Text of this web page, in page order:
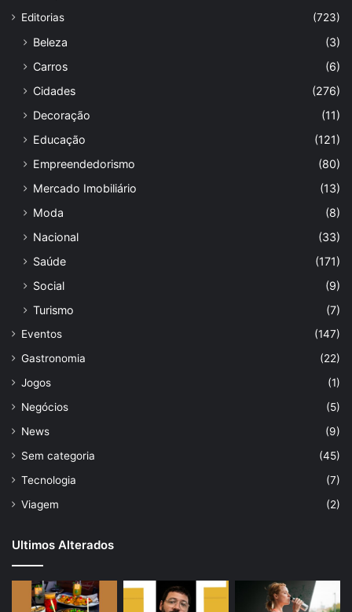
Editorias
(723)
Beleza
(3)
Carros
(6)
Cidades
(276)
Decoração
(11)
Educação
(121)
Empreendedorismo
(80)
Mercado Imobiliário
(13)
Moda
(8)
Nacional
(33)
Saúde
(171)
Social
(9)
Turismo
(7)
Eventos
(147)
Gastronomia
(22)
Jogos
(1)
Negócios
(5)
News
(9)
Sem categoria
(45)
Tecnologia
(7)
Viagem
(2)
Ultimos Alterados